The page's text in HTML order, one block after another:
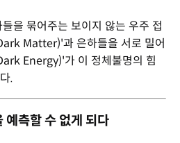
들을 묶어주는 보이지 않는 우주 접
Matter)'과 은하들을 서로 밀어
Energy)'가 이 정체불명의 힘
.
측할 수 없게 되다